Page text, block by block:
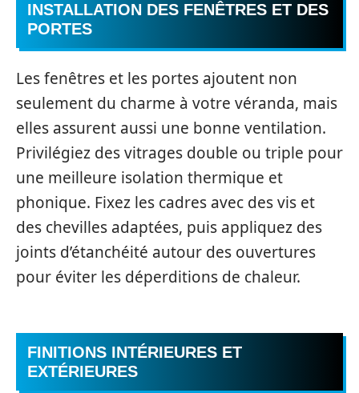
INSTALLATION DES FENÊTRES ET DES
PORTES
Les fenêtres et les portes ajoutent non
seulement du charme à votre véranda, mais
elles assurent aussi une bonne ventilation.
Privilégiez des vitrages double ou triple pour
une meilleure isolation thermique et
phonique. Fixez les cadres avec des vis et
des chevilles adaptées, puis appliquez des
joints d’étanchéité autour des ouvertures
pour éviter les déperditions de chaleur.
FINITIONS INTÉRIEURES ET
EXTÉRIEURES